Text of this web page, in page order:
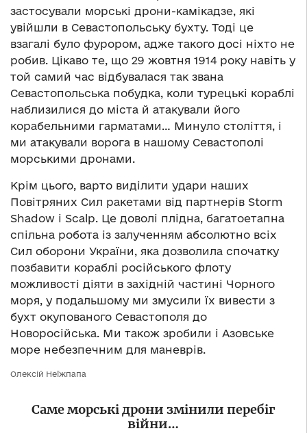
застосували морські дрони-камікадзе, які
увійшли в Севастопольську бухту. Тоді це
взагалі було фурором, адже такого досі ніхто не
робив. Цікаво те, що 29 жовтня 1914 року навіть у
той самий час відбувалася так звана
Севастопольська побудка, коли турецькі кораблі
наблизилися до міста й атакували його
корабельними гарматами… Минуло століття, і
ми атакували ворога в нашому Севастополі
морськими дронами.
Крім цього, варто виділити удари наших
Повітряних Сил ракетами від партнерів Storm
Shadow і Scalp. Це доволі плідна, багатоетапна
спільна робота із залученням абсолютно всіх
Сил оборони України, яка дозволила спочатку
позбавити кораблі російського флоту
можливості діяти в західній частині Чорного
моря, у подальшому ми змусили їх вивести з
бухт окупованого Севастополя до
Новоросійська. Ми також зробили і Азовське
море небезпечним для маневрів.
Олексій Неїжпапа
Саме морські дрони змінили перебіг
війни…